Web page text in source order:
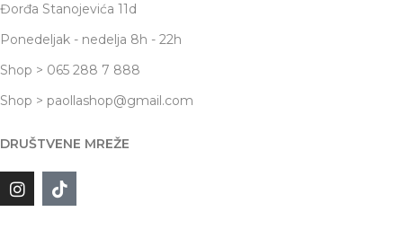
Đorđa Stanojevića 11d
Ponedeljak - nedelja 8h - 22h
Shop > 065 288 7 888
Shop > paollashop@gmail.com
DRUŠTVENE MREŽE